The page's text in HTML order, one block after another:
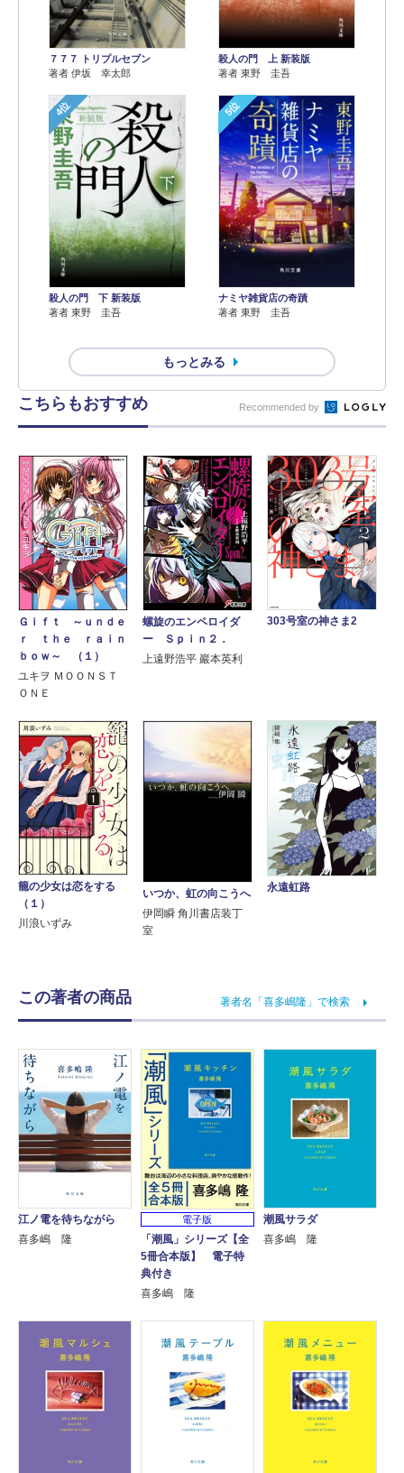
７７７ トリプルセブン
著者 伊坂 幸太郎
殺人の門 上 新装版
著者 東野 圭吾
4位
殺人の門 下 新装版
著者 東野 圭吾
5位
ナミヤ雑貨店の奇蹟
著者 東野 圭吾
もっとみる
こちらもおすすめ Recommended by
Ｇｉｆｔ ～ｕｎｄｅ
ｒ ｔｈｅ ｒａｉｎ
ｂｏｗ～ （１）
ユキヲ ＭＯＯＮＳＴ
ＯＮＥ
螺旋のエンペロイダ
ー Ｓｐｉｎ２．
上遠野浩平 巖本英利
303号室の神さま2
籠の少女は恋をする
（１）
川浪いずみ
いつか、虹の向こうへ
伊岡瞬 角川書店装丁
室
永遠虹路
この著者の商品 著者名「喜多嶋隆」で検索
江ノ電を待ちながら
喜多嶋 隆
電子版
「潮風」シリーズ【全
5冊合本版】 電子特
典付き
喜多嶋 隆
潮風サラダ
喜多嶋 隆